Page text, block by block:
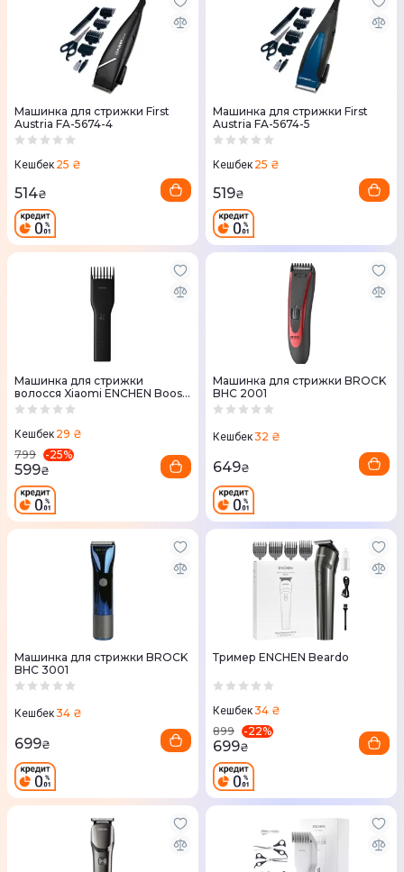
Машинка для стрижки First
Austria FA-5674-4
Кешбек 25 ₴
514₴
Машинка для стрижки First
Austria FA-5674-5
Кешбек 25 ₴
519₴
Машинка для стрижки
волосся Xiaomi ENCHEN Boost
Black
Кешбек 29 ₴
799
-25%
599₴
Машинка для стрижки BROCK
BHC 2001
Кешбек32 ₴
649₴
Машинка для стрижки BROCK
BHC 3001
Кешбек34 ₴
699₴
Тример ENCHEN Beardo
Кешбек34 ₴
899
-22%
699₴